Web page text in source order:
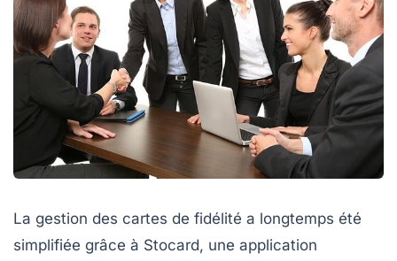
La gestion des cartes de fidélité a longtemps été
simplifiée grâce à Stocard, une application